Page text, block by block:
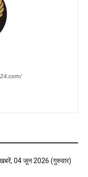
खबरें, 04 जून 2026 (गुरुवार)